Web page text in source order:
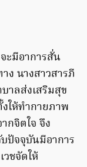
ะมีอาการสั่น
ง นางสาวสารภี
าลส่งเสริมสุข
ให้ทำกายภาพ
กจิตใจ จึง
ปัจจุบันมีอาการ
ชจัดให้